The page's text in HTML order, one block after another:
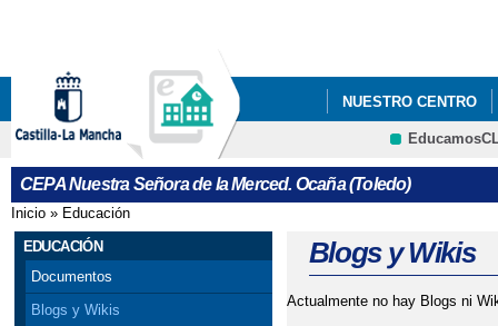
NUESTRO CENTRO
ENTREVISTA A LUIS
(OCAÑA)
ENTREVISTA A LUIS
CRFP
CEPA Nuestra Señora de la Merced. Ocaña (Toledo)
Se encuentra usted aquí
Inicio » Educación
EDUCACIÓN
Documentos
Blogs y Wikis
Blogs y Wikis
Actualmente no hay Blogs ni